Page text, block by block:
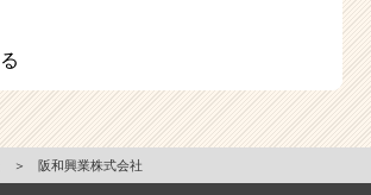
e
＞ 阪和興業株式会社